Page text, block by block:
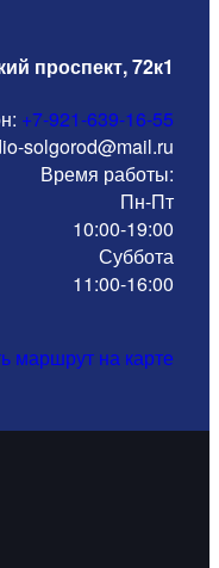
проспект, 72к1
+7-921-639-16-55
solgorod@mail.ru
Время работы:
Пн-Пт
10:00-19:00
Суббота
11:00-16:00
маршрут на карте